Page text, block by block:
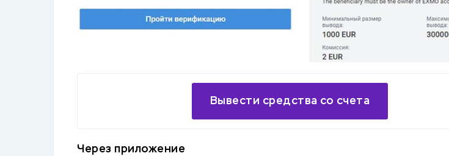
Вывести средства со счета
Через приложение